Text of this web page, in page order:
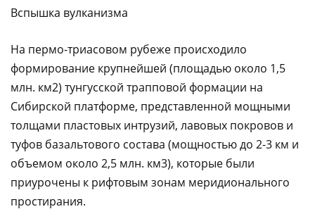
Вспышка вулканизма
На пермо-триасовом рубеже происходило
формирование крупнейшей (площадью около 1,5
млн. км2) тунгусской трапповой формации на
Сибирской платформе, представленной мощными
толщами пластовых интрузий, лавовых покровов и
туфов базальтового состава (мощностью до 2-3 км и
объемом около 2,5 млн. км3), которые были
приурочены к рифтовым зонам меридионального
простирания.